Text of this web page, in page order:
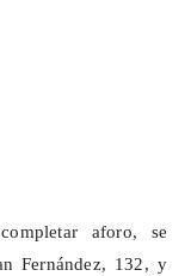
aforo, se
Fernández, 132, y